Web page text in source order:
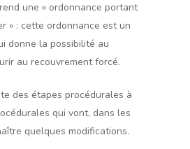
une « ordonnance portant
» : cette ordonnance est un
donne la possibilité au
au recouvrement forcé.
des étapes procédurales à
qui vont, dans les
quelques modifications.